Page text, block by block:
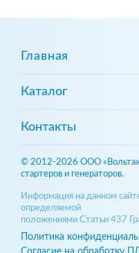
Главная
Каталог
Контакты
© 2012-2026 ООО
стартеров и генераторов.
Информация на данном
определяемой
положениями Статьи 437
Политика